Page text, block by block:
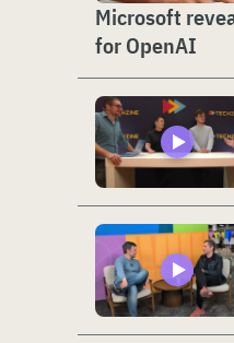
Microsoft
for OpenAI